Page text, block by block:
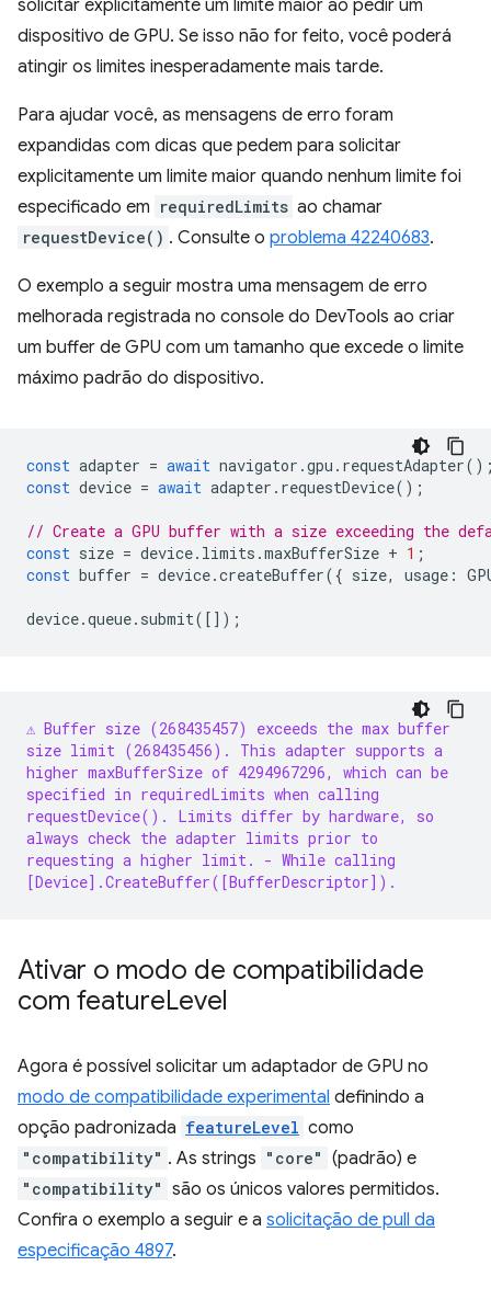
solicitar explicitamente um limite maior ao pedir um
dispositivo de GPU. Se isso não for feito, você poderá
atingir os limites inesperadamente mais tarde.
Para ajudar você, as mensagens de erro foram
expandidas com dicas que pedem para solicitar
explicitamente um limite maior quando nenhum limite foi
especificado em requiredLimits ao chamar
requestDevice() . Consulte o problema 42240683.
O exemplo a seguir mostra uma mensagem de erro
melhorada registrada no console do DevTools ao criar
um buffer de GPU com um tamanho que excede o limite
máximo padrão do dispositivo.
const adapter = await navigator .gpu . requestAdapter
const device = await adapter . requestDevice();
// Create a GPU buffer with a size exceeding the
const size = device. limits .maxBufferSize + 1 ;
const buffer = device.createBuffer({ size, usage :
device.queue. submit([]);
⚠️ Buffer size (268435457) exceeds the max buffer
size limit (268435456). This adapter supports a
higher maxBufferSize of 4294967296, which can be
specified in requiredLimits when calling
requestDevice(). Limits differ by hardware, so
always check the adapter limits prior to
requesting a higher limit.
- While calling
[Device].CreateBuffer([BufferDescriptor]).
Ativar o modo de compatibilidade
com featureLevel
Agora é possível solicitar um adaptador de GPU no
modo de compatibilidade experimental definindo a
opção padronizada featureLevel como
"compatibility" . As strings "core" (padrão) e
"compatibility" são os únicos valores permitidos.
Confira o exemplo a seguir e a solicitação de pull da
especificação 4897.